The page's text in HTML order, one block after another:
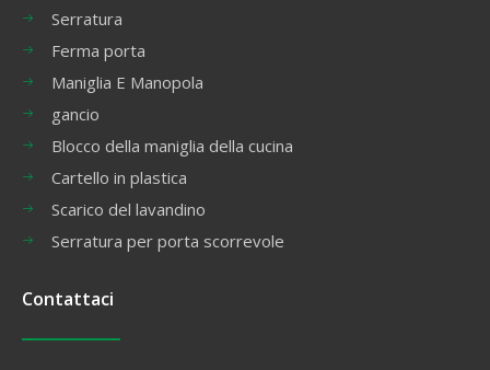
Serratura
Ferma porta
Maniglia E Manopola
gancio
Blocco della maniglia della cucina
Cartello in plastica
Scarico del lavandino
Serratura per porta scorrevole
Contattaci